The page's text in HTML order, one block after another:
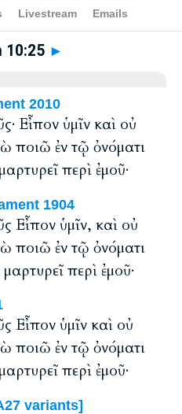
John 10:25
10:25 ►
2010
Εἶπον ὑμῖν καὶ οὐ
ποιῶ ἐν τῷ ὀνόματι
περὶ ἐμοῦ·
1904
Εἶπον ὑμῖν, καὶ οὐ
ποιῶ ἐν τῷ ὀνόματι
περὶ ἐμοῦ·
Εἶπον ὑμῖν καὶ οὐ
ποιῶ ἐν τῷ ὀνόματι
περὶ ἐμοῦ·
variants]